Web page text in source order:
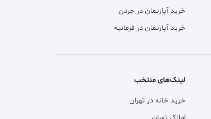
خرید آپارتمان در جردن
خرید آپارتمان در فرمانیه
لینک‌های منتخب
خرید خانه در تهران